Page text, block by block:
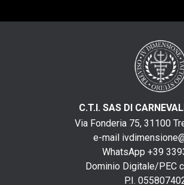
C.T.I. SAS DI
Via Fonderia 75, 31100
e-mail
WhatsApp +39
Dominio Digitale/PEC
P.I.